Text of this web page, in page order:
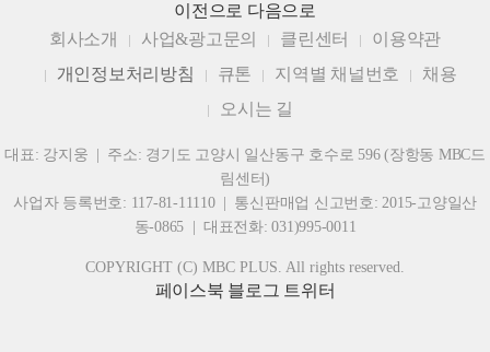
이전으로 다음으로
회사소개
사업&광고문의 클린센터
이용약관
개인정보처리방침
큐톤 지역별 채널번호
채용
오시는 길
대표: 강지웅 | 주소: 경기도 고양시 일산동구 호수로 596 (장항동 MBC드
림센터)
사업자 등록번호: 117-81-11110 | 통신판매업 신고번호: 2015-고양일산
동-0865 | 대표전화: 031)995-0011
COPYRIGHT (C) MBC PLUS. All rights reserved.
페이스북 블로그 트위터